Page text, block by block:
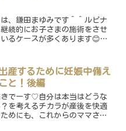
、鎌田まゆみです＾＾ルピナ
続的にお子さまの施術をさせ
るケースが多くあります😊マ
ているご家族も増えていまし
った時は赤ちゃ...
産するために妊娠中備え
と！後編
でーす♡自分は本当はどうな
を考えるチカラが産後を快適
めにも、これからのママさん